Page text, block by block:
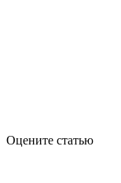
Оцените статью